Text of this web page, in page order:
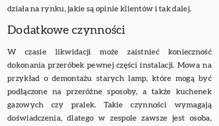
działa na rynku, jakie są opinie klientów i tak dalej.
Dodatkowe czynności
W czasie likwidacji może zaistnieć konieczność
dokonania przeróbek pewnej części instalacji. Mowa na
przykład o demontażu starych lamp, które mogą być
podłączone na przeróżne sposoby, a także kuchenek
gazowych czy pralek. Takie czynności wymagają
doświadczenia, dlatego w zespole zawsze jest osoba,